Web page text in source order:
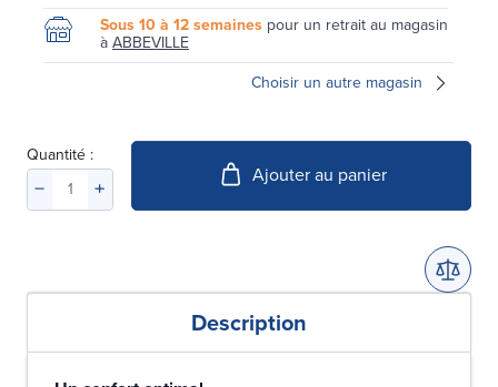
Sous 10 à 12 semaines pour un retrait au magasin
àABBEVILLE
Choisir un autre magasin
Quantité :
Ajouter au panier
Description